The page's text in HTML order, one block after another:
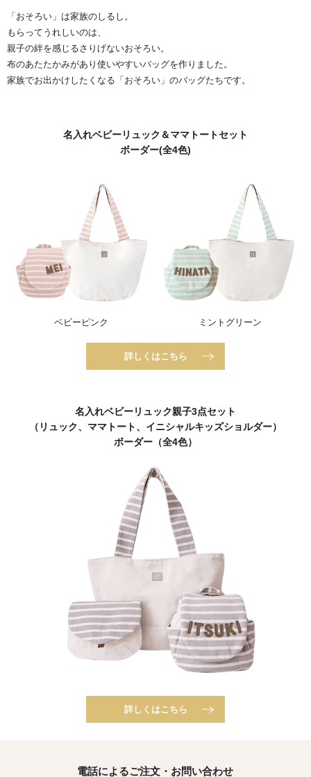
「おそろい」は家族のしるし。
もらってうれしいのは、
親子の絆を感じるさりげないおそろい。
布のあたたかみがあり使いやすいバッグを作りました。
家族でお出かけしたくなる「おそろい」のバッグたちです。
名入れベビーリュック＆ママトートセット
ボーダー(全4色)
ベビーピンク ミントグリーン
詳しくはこちら
名入れベビーリュック親子3点セット
（リュック、ママトート、イニシャルキッズショルダー）
ボーダー（全4色）
詳しくはこちら
電話によるご注文・お問い合わせ